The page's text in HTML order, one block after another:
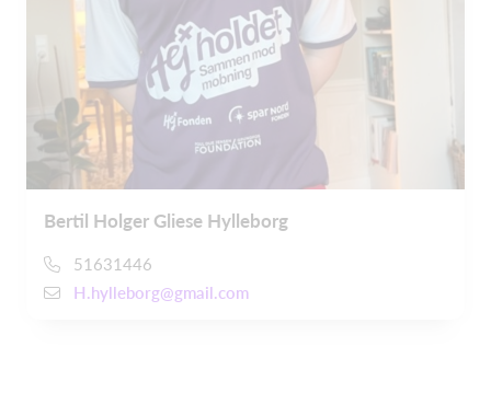
Bertil Holger Gliese Hylleborg
51631446
H.hylleborg@gmail.com